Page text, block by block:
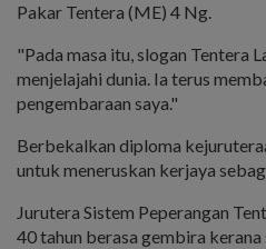
Pakar Tentera (ME) 4 Ng.
"Pada masa itu, slogan Tentera
menjelajahi dunia. Ia terus
pengembaraan saya."
Berbekalkan diploma
untuk meneruskan kerjaya
Jurutera Sistem Peperangan
40 tahun berasa gembira